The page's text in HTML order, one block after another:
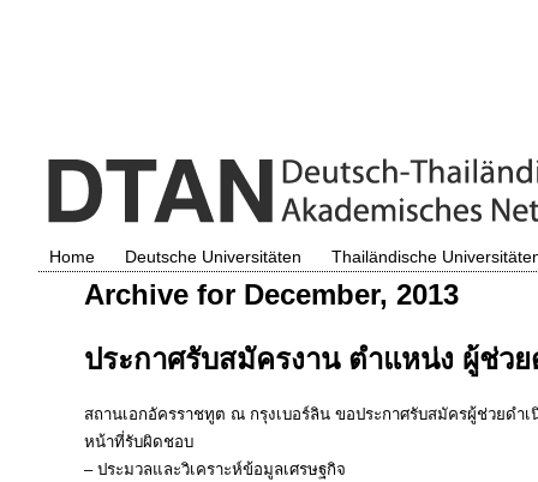
Home Deutsche Universitäten Thailändische
Archive for December, 2013
ประกาศรับสมัครงาน ตำแหน่ง ผู้ช่วย
สถานเอกอัครราชทูต ณ กรุงเบอร์ลิน ขอประกาศรับสมัครผู้ช่วยดำ
หน้าที่รับผิดชอบ
– ประมวลและวิเคราะห์ข้อมูลเศรษฐกิจ